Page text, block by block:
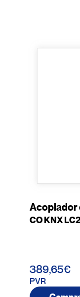
Acoplador
CO KNX LC2
389,65€
PVR